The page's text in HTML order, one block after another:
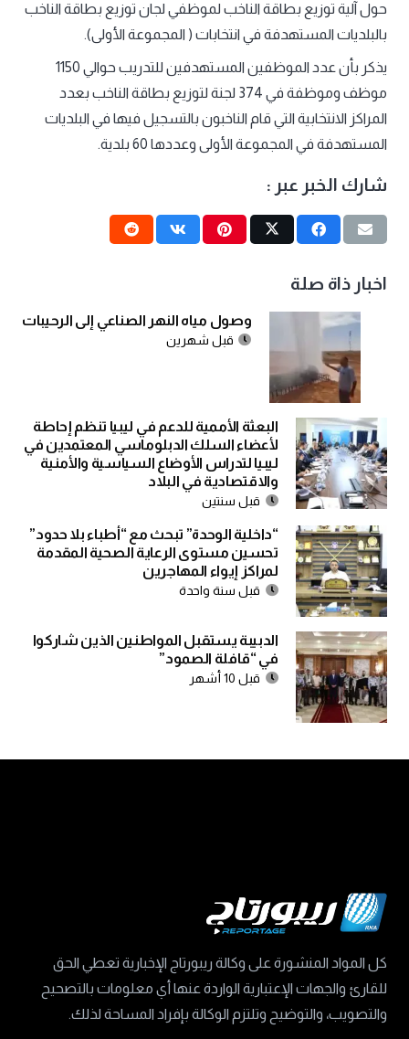
حول آلية توزيع بطاقة الناخب لموظفي لجان توزيع بطاقة الناخب
بالبلديات المستهدفة في انتخابات ( المجموعة الأولى).
يذكر بأن عدد الموظفين المستهدفين للتدريب حوالي 1150
موظف وموظفة في 374 لجنة لتوزيع بطاقة الناخب بعدد
المراكز الانتخابية التي قام الناخبون بالتسجيل فيها في البلديات
المستهدفة في المجموعة الأولى وعددها 60 بلدية.
شارك الخبر عبر :
اخبار ذاة صلة
وصول مياه النهر الصناعي إلى الرحيبات
قبل شهرين
البعثة الأممية للدعم في ليبيا تنظم إحاطة
لأعضاء السلك الدبلوماسي المعتمدين في
ليبيا لتدراس الأوضاع السياسية والأمنية
والاقتصادية في البلاد
قبل سنتين
“داخلية الوحدة” تبحث مع “أطباء بلا حدود”
تحسين مستوى الرعاية الصحية المقدمة
لمراكز إيواء المهاجرين
قبل سنة واحدة
الدبيبة يستقبل المواطنين الذين شاركوا
في “قافلة الصمود”
قبل 10 أشهر
كل المواد المنشورة على وكالة ريبورتاج الإخبارية تعطي الحق
للقارئ والجهات الإعتبارية الواردة عنها أي معلومات بالتصحيح
والتصويب، والتوضيح وتلتزم الوكالة بإفراد المساحة لذلك.